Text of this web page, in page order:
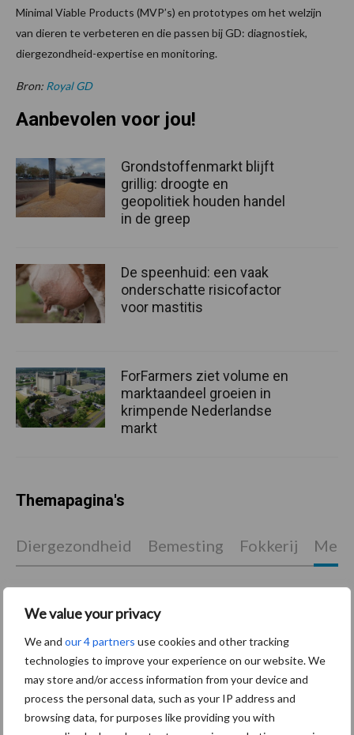
We value your privacy
We and our 4 partners use cookies and other tracking
technologies to improve your experience on our website. We
may store and/or access information from your device and
process the personal data, such as your IP address and
browsing data, for purposes like providing you with
Minimal Viable Products (MVP’s) en prototypes om het welzijn
van dieren te verbeteren en die passen bij GD: diagnostiek,
diergezondheid-expertise en monitoring.
Bron: Royal GD
Aanbevolen voor jou!
Grondstoffenmarkt blijft
grillig: droogte en
geopolitiek houden handel
in de greep
De speenhuid: een vaak
onderschatte risicofactor
voor mastitis
ForFarmers ziet volume en
marktaandeel groeien in
krimpende Nederlandse
markt
Themapagina's
Diergezondheid Bemesting Fokkerij
Bedrijfsnieuws
Voerhekken